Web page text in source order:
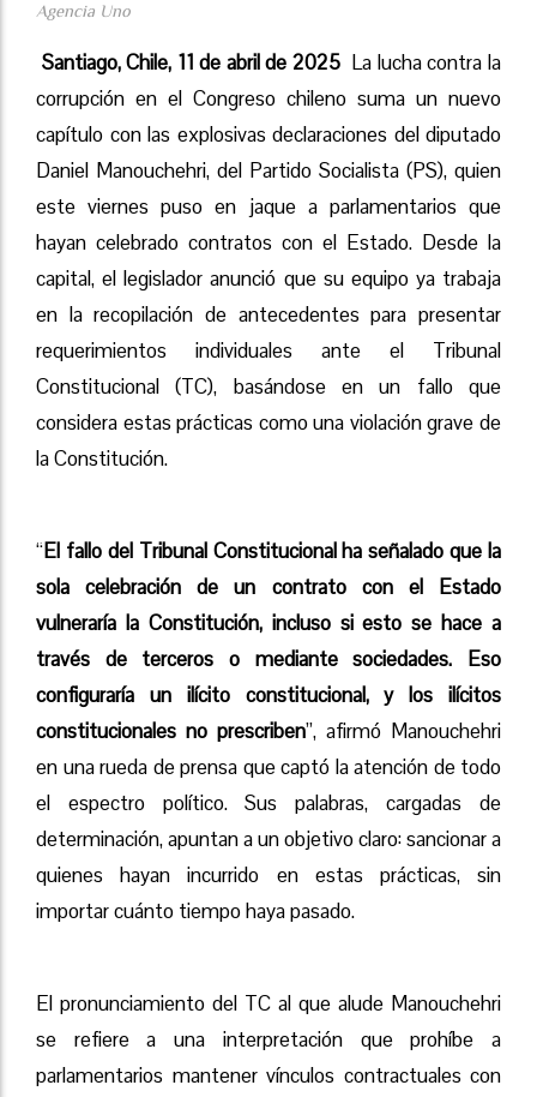
Agencia Uno
Santiago, Chile, 11 de abril de 2025 La lucha contra la
corrupción en el Congreso chileno suma un nuevo
capítulo con las explosivas declaraciones del diputado
Daniel Manouchehri, del Partido Socialista (PS), quien
este viernes puso en jaque a parlamentarios que
hayan celebrado contratos con el Estado. Desde la
capital, el legislador anunció que su equipo ya trabaja
en la recopilación de antecedentes para presentar
requerimientos individuales ante el Tribunal
Constitucional (TC), basándose en un fallo que
considera estas prácticas como una violación grave de
la Constitución.
“El fallo del Tribunal Constitucional ha señalado que la
sola celebración de un contrato con el Estado
vulneraría la Constitución, incluso si esto se hace a
través de terceros o mediante sociedades. Eso
configuraría un ilícito constitucional, y los ilícitos
constitucionales no prescriben”, afirmó Manouchehri
en una rueda de prensa que captó la atención de todo
el espectro político. Sus palabras, cargadas de
determinación, apuntan a un objetivo claro: sancionar a
quienes hayan incurrido en estas prácticas, sin
importar cuánto tiempo haya pasado.
El pronunciamiento del TC al que alude Manouchehri
se refiere a una interpretación que prohíbe a
parlamentarios mantener vínculos contractuales con